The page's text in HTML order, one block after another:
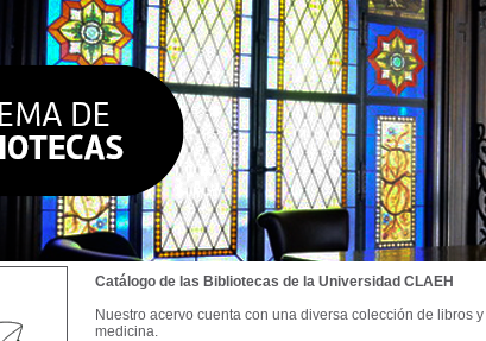
Catálogo de las Bibliotecas de la Universidad CLAEH
Nuestro acervo cuenta con una diversa colección de libros
medicina.